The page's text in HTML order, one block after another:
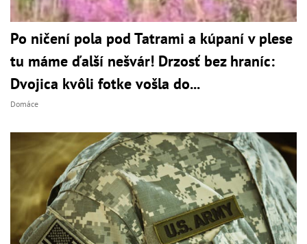
Po ničení pola pod Tatrami a kúpaní v plese
tu máme ďalší nešvár! Drzosť bez hraníc:
Dvojica kvôli fotke vošla do...
Domáce